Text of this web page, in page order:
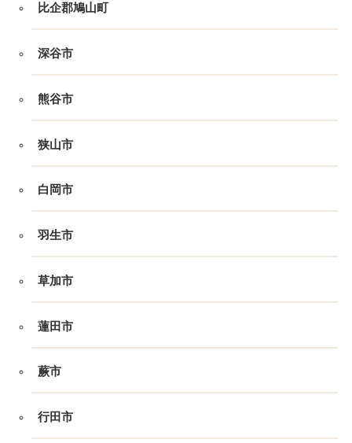
比企郡鳩山町
深谷市
熊谷市
狭山市
白岡市
羽生市
草加市
蓮田市
蕨市
行田市